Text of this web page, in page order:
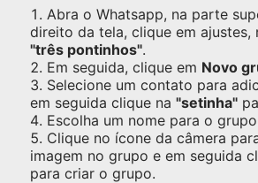
Abra o Whatsapp, na parte
direito da tela, clique em ajustes,
"três pontinhos".
Em seguida, clique em Novo
Selecione um contato para
em seguida clique na "setinha"
Escolha um nome para o
Clique no ícone da câmera
imagem no grupo e em seguida
para criar o grupo.